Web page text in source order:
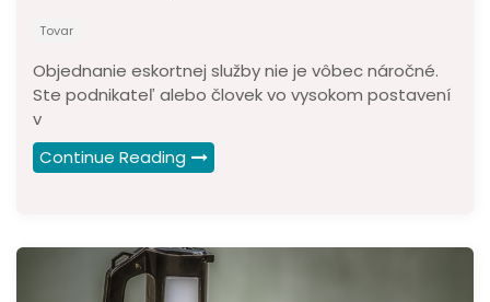
Tovar
Objednanie eskortnej služby nie je vôbec náročné.
Ste podnikateľ alebo človek vo vysokom postavení
v
Continue Reading